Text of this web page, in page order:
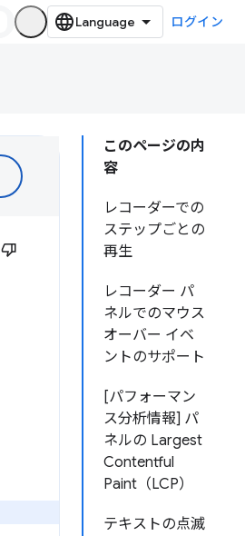
ログイン
このページの内
容
レコーダーでの
ステップごとの
再生
レコーダー パ
ネルでのマウス
オーバー イベ
ントのサポート
[パフォーマン
ス分析情報] パ
ネルの Largest
Contentful
Paint（LCP）
テキストの点滅